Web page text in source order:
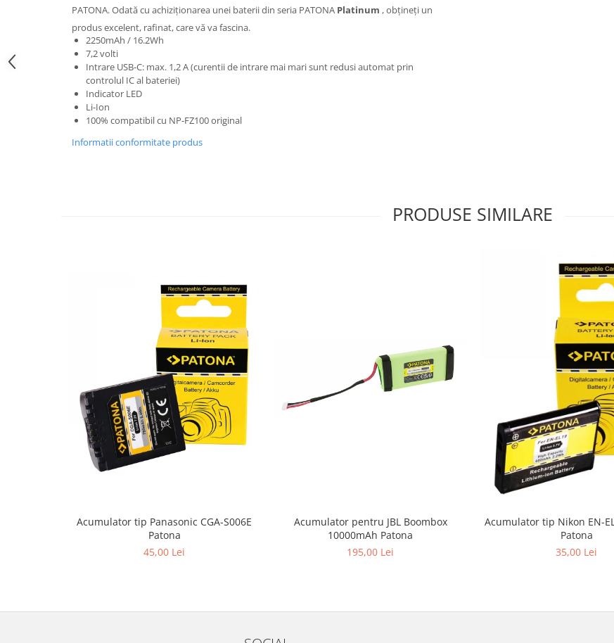
Accesorii kjøk
Pachete Promo
Incarcatoare & acumulatori
PATONA.Odată cu achiziționarea unei baterii din seria PATONA Platinum , obțineți un
produs excelent, rafinat, care vă va fascina.
2250mAh / 16.2Wh
7,2 volti
Intrare USB-C: max. 1,2 A (curentii de intrare mai mari sunt redusi automat prin
controlul IC al bateriei)
Indicator LED
Li-Ion
100% compatibil cu NP-FZ100 original
Informatii conformitate produs
PRODUSE SIMILARE
Acumulator tip Panasonic CGA-S006E
Patona
45,00 Lei
Acumulator pentru JBL Boombox
10000mAh Patona
195,00 Lei
Acumulator tip Nikon EN-
Patona
35,00 Lei